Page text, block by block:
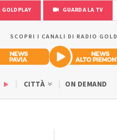
GUARDA LA TV
SCOPRI I CANALI DI RADIO GOLD
CITTÀ ON DEMAND